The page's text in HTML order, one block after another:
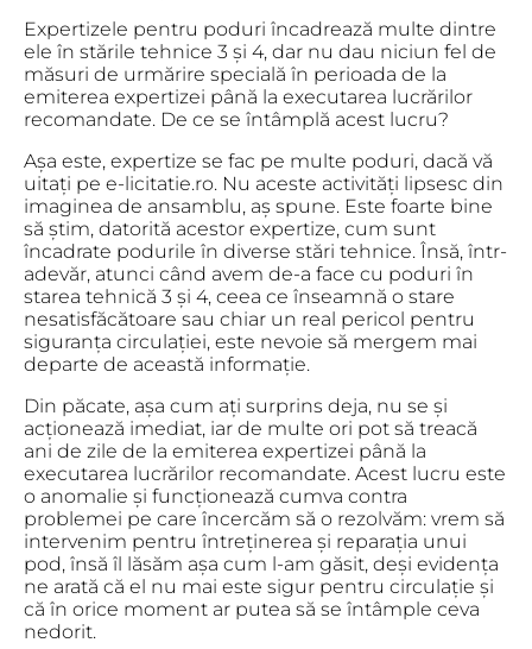
Expertizele pentru poduri încadrează multe dintre
ele în stările tehnice 3 și 4, dar nu dau niciun fel de
măsuri de urmărire specială în perioada de la
emiterea expertizei până la executarea lucrărilor
recomandate. De ce se întâmplă acest lucru?
Așa este, expertize se fac pe multe poduri, dacă vă
uitați pe e-licitatie.ro. Nu aceste activități lipsesc din
imaginea de ansamblu, aș spune. Este foarte bine
să știm, datorită acestor expertize, cum sunt
încadrate podurile în diverse stări tehnice. Însă, într-
adevăr, atunci când avem de-a face cu poduri în
starea tehnică 3 și 4, ceea ce înseamnă o stare
nesatisfăcătoare sau chiar un real pericol pentru
siguranța circulației, este nevoie să mergem mai
departe de această informație.
Din păcate, așa cum ați surprins deja, nu se și
acționează imediat, iar de multe ori pot să treacă
ani de zile de la emiterea expertizei până la
executarea lucrărilor recomandate. Acest lucru este
o anomalie și funcționează cumva contra
problemei pe care încercăm să o rezolvăm: vrem să
intervenim pentru întreținerea și reparația unui
pod, însă îl lăsăm așa cum l-am găsit, deși evidența
ne arată că el nu mai este sigur pentru circulație și
că în orice moment ar putea să se întâmple ceva
nedorit.